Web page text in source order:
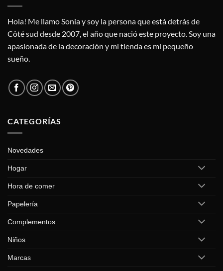
Hola! Me llamo Sonia y soy la persona que está detrás de
Côté sud desde 2007, el año que nació este proyecto. Soy una
apasionada de la decoración y mi tienda es mi pequeño
sueño.
CATEGORÍAS
Novedades
Hogar
Hora de comer
Papelería
Complementos
Niños
Marcas